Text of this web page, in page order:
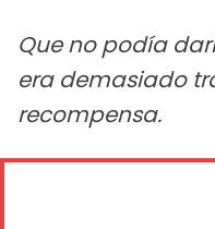
Que no podía
era demasiado
recompensa.